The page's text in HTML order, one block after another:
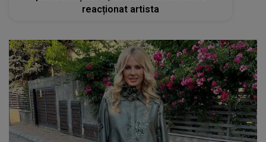
reacționat artista